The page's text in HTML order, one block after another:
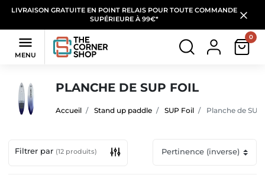
LIVRAISON GRATUITE EN POINT RELAIS POUR TOUTE COMMANDE
SUPÉRIEURE À 99€*

MENU
0
PLANCHE DE SUP FOIL
Accueil Stand up paddle SUP Foil Planche de SUP
Filtrer par (12 produits)